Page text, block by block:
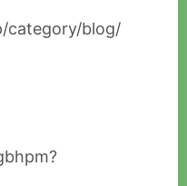
category/blog/